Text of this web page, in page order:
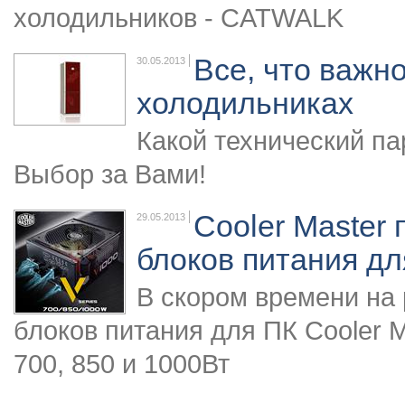
холодильников - CATWALK
30.05.2013
Все, что
холодильниках
Какой технический
Выбор за Вами!
29.05.2013
Cooler Master
блоков питания
В скором времени на
блоков питания для ПК Cooler
700, 850 и 1000Вт